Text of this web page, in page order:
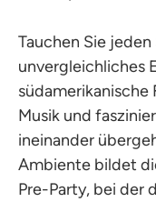
Tauchen Sie jeden
unvergleichliches
südamerikanische
Musik und
ineinander
Ambiente bildet
Pre-Party, bei der